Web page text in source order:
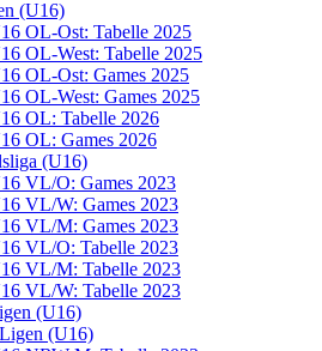
(U16)
OL-Ost: Tabelle 2025
OL-West: Tabelle 2025
OL-Ost: Games 2025
OL-West: Games 2025
OL: Tabelle 2026
OL: Games 2026
(U16)
VL/O: Games 2023
VL/W: Games 2023
VL/M: Games 2023
VL/O: Tabelle 2023
VL/M: Tabelle 2023
VL/W: Tabelle 2023
(U16)
(U16)